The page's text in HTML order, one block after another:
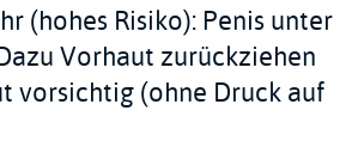
(hohes Risiko): Penis unter
Vorhaut zurückziehen
vorsichtig (ohne Druck auf